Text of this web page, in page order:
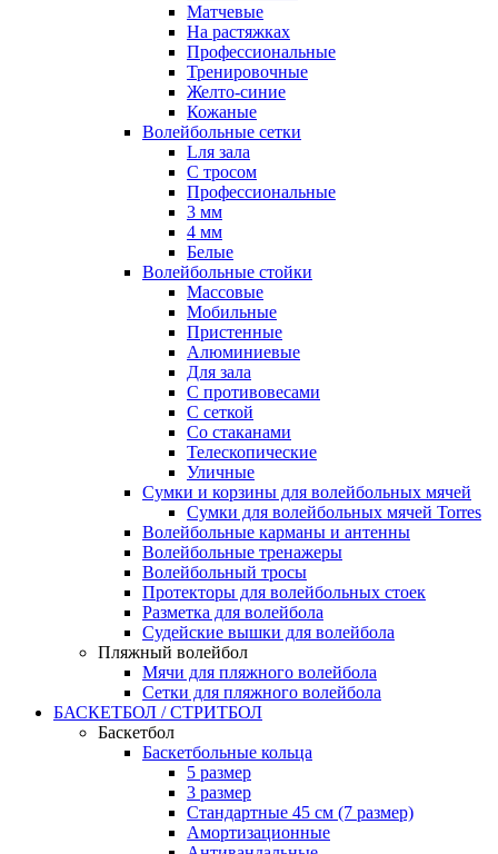
Матчевые
На растяжках
Профессиональные
Тренировочные
Желто-синие
Кожаные
Волейбольные сетки
Lля зала
C тросом
Профессиональные
3 мм
4 мм
Белые
Волейбольные стойки
Массовые
Мобильные
Пристенные
Алюминиевые
Для зала
С противовесами
С сеткой
Со стаканами
Телескопические
Уличные
Сумки и корзины для волейбольных мячей
Сумки для волейбольных мячей Torres
Волейбольные карманы и антенны
Волейбольные тренажеры
Волейбольный тросы
Протекторы для волейбольных стоек
Разметка для волейбола
Судейские вышки для волейбола
Пляжный волейбол
Мячи для пляжного волейбола
Сетки для пляжного волейбола
БАСКЕТБОЛ / СТРИТБОЛ
Баскетбол
Баскетбольные кольца
5 размер
3 размер
Стандартные 45 см (7 размер)
Амортизационные